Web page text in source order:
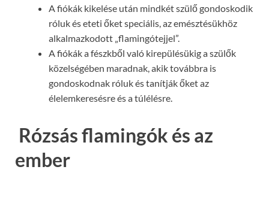
A fiókák kikelése után mindkét szülő gondoskodik
róluk és eteti őket speciális, az emésztésükhöz
alkalmazkodott „flamingótejjel”.
A fiókák a fészkből való kirepülésükig a szülők
közelségében maradnak, akik továbbra is
gondoskodnak róluk és tanítják őket az
élelemkeresésre és a túlélésre.
Rózsás flamingók és az
ember